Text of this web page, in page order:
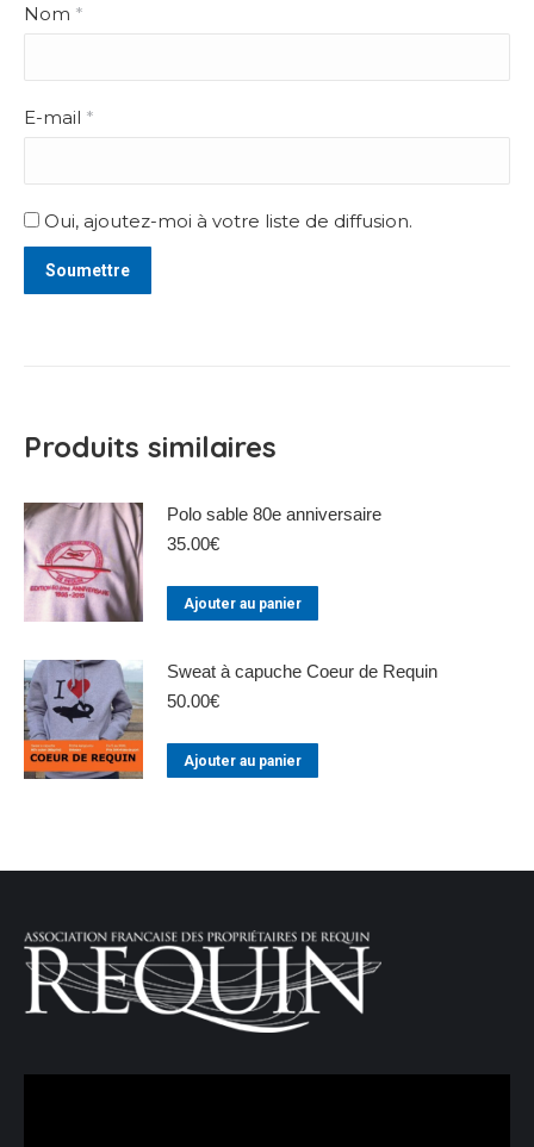
Nom *
E-mail *
Oui, ajoutez-moi à votre liste de diffusion.
Produits similaires
Polo sable 80e anniversaire
35.00€
Ajouter au panier
Sweat à capuche Coeur de Requin
50.00€
Ajouter au panier